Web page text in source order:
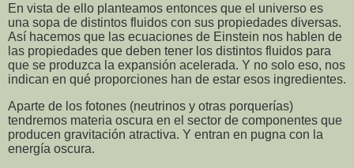
En vista de ello planteamos entonces que el universo es
una sopa de distintos fluidos con sus propiedades diversas.
Así hacemos que las ecuaciones de Einstein nos hablen de
las propiedades que deben tener los distintos fluidos para
que se produzca la expansión acelerada. Y no solo eso, nos
indican en qué proporciones han de estar esos ingredientes.
Aparte de los fotones (neutrinos y otras porquerías)
tendremos materia oscura en el sector de componentes que
producen gravitación atractiva. Y entran en pugna con la
energía oscura.